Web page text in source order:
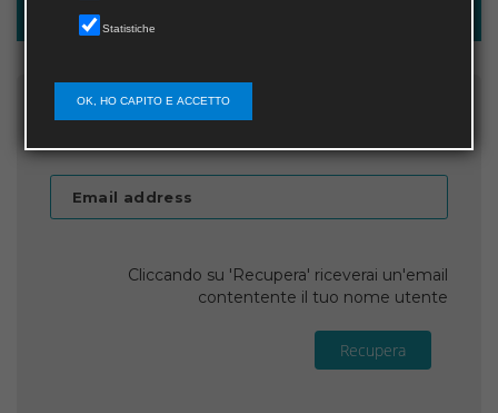
Username recovery
Inserisci l'indirizzo email che hai fornito in fase di
Email address
Cliccando su 'Recupera' riceverai un'email
contentente il tuo nome utente
Recupera
Statistiche
OK, HO CAPITO E ACCETTO